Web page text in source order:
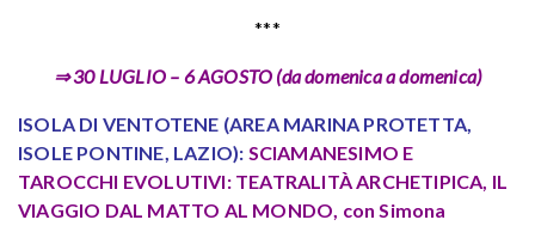
***
⇒ 30 LUGLIO – 6 AGOSTO (da domenica a domenica)
ISOLA DI VENTOTENE (AREA MARINA PROTETTA,
ISOLE PONTINE, LAZIO): SCIAMANESIMO E
TAROCCHI EVOLUTIVI: TEATRALITÀ ARCHETIPICA, IL
VIAGGIO DAL MATTO AL MONDO, con Simona